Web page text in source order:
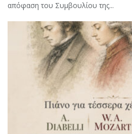
απόφαση του Συμβουλίου της...